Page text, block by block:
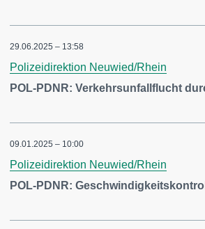
29.06.2025 – 13:58
Polizeidirektion Neuwied/Rhein
POL-PDNR: Verkehrsunfallflucht
09.01.2025 – 10:00
Polizeidirektion Neuwied/Rhein
POL-PDNR: